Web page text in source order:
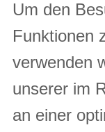
Um den
Funktionen
verwenden
unserer im
an einer